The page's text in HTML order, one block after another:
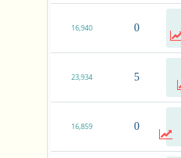
0
16,940
5
23,934
0
16,859